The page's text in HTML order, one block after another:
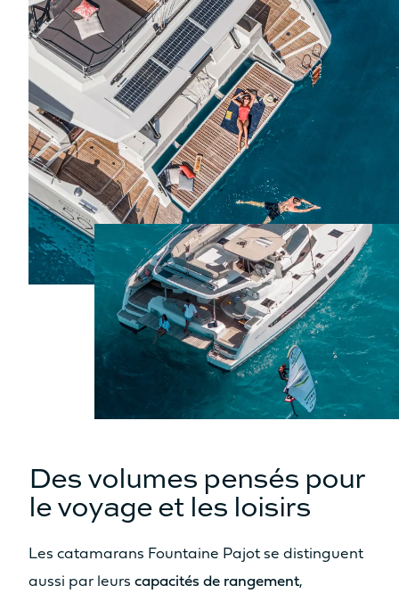
Des volumes pensés pour
le voyage et les loisirs
Les catamarans Fountaine Pajot se distinguent
aussi par leurs capacités de rangement,
Catamaran
FP44
En savoir plus sur le prix